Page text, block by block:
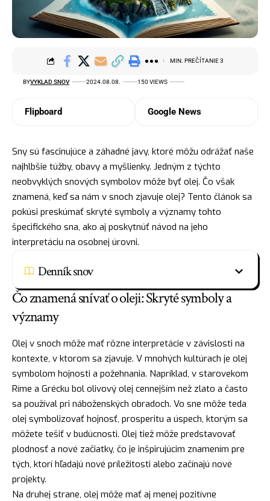
BYVYKLAD SNOV 2024.08.08. 150 VIEWS
MIN. PREČÍTANIE 3
Flipboard Google News
Sny sú fascinujúce a záhadné javy, ktoré môžu odrážať naše
najhlbšie túžby, obavy a myšlienky. Jedným z týchto
neobvyklých snových symbolov môže byť olej. Čo však
znamená, keď sa nám v snoch zjavuje olej? Tento článok sa
pokúsi preskúmať skryté symboly a významy tohto
špecifického sna, ako aj poskytnúť návod na jeho
interpretáciu na osobnej úrovni.
Denník snov
Čo znamená snívať o oleji: Skryté symboly a
významy
Olej v snoch môže mať rôzne interpretácie v závislosti na
kontexte, v ktorom sa zjavuje. V mnohých kultúrach je olej
symbolom hojnosti a požehnania. Napríklad, v starovekom
Ríme a Grécku bol olivový olej cennejším než zlato a často
sa používal pri náboženských obradoch. Vo sne môže teda
olej symbolizovať hojnosť, prosperitu a úspech, ktorým sa
môžete tešiť v budúcnosti. Olej tiež môže predstavovať
plodnosť a nové začiatky, čo je inšpirujúcim znamením pre
tých, ktorí hľadajú nové príležitosti alebo začínajú nové
projekty.
Na druhej strane, olej môže mať aj menej pozitívne